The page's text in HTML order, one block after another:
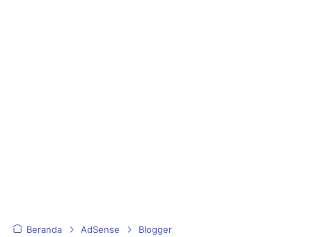
Beranda AdSense Blogger